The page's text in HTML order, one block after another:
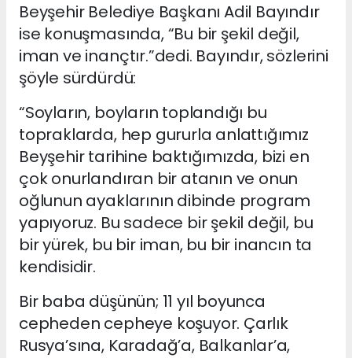
Beyşehir Belediye Başkanı Adil Bayındır
ise konuşmasında, “Bu bir şekil değil,
iman ve inançtır.”dedi. Bayındır, sözlerini
şöyle sürdürdü:
“Soyların, boyların toplandığı bu
topraklarda, hep gururla anlattığımız
Beyşehir tarihine baktığımızda, bizi en
çok onurlandıran bir atanın ve onun
oğlunun ayaklarının dibinde program
yapıyoruz. Bu sadece bir şekil değil, bu
bir yürek, bu bir iman, bu bir inancın ta
kendisidir.
Bir baba düşünün; 11 yıl boyunca
cepheden cepheye koşuyor. Çarlık
Rusya’sına, Karadağ’a, Balkanlar’a,